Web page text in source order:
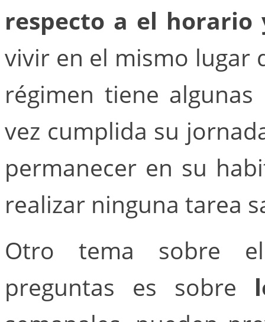
respecto a el horario
vivir en el mismo lugar
régimen tiene
vez cumplida su
permanecer en su
realizar ninguna tarea
Otro tema sobre
preguntas es sobre